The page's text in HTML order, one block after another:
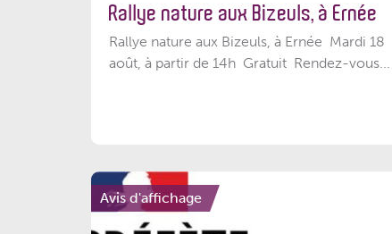
Rallye nature aux Bizeuls, à Ernée
Rallye nature aux Bizeuls, à Ernée Mardi 18
août, à partir de 14h Gratuit Rendez-vous...
Avis d'affichage